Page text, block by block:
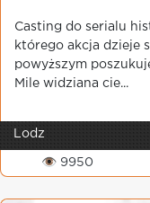
Casting do serialu
którego akcja dzieje
powyższym
Mile widziana cie...
Lodz
👁 9950